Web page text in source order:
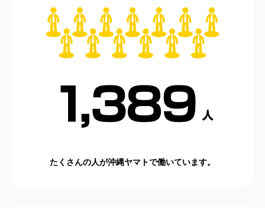
たくさんの人が沖縄ヤマトで働いています。